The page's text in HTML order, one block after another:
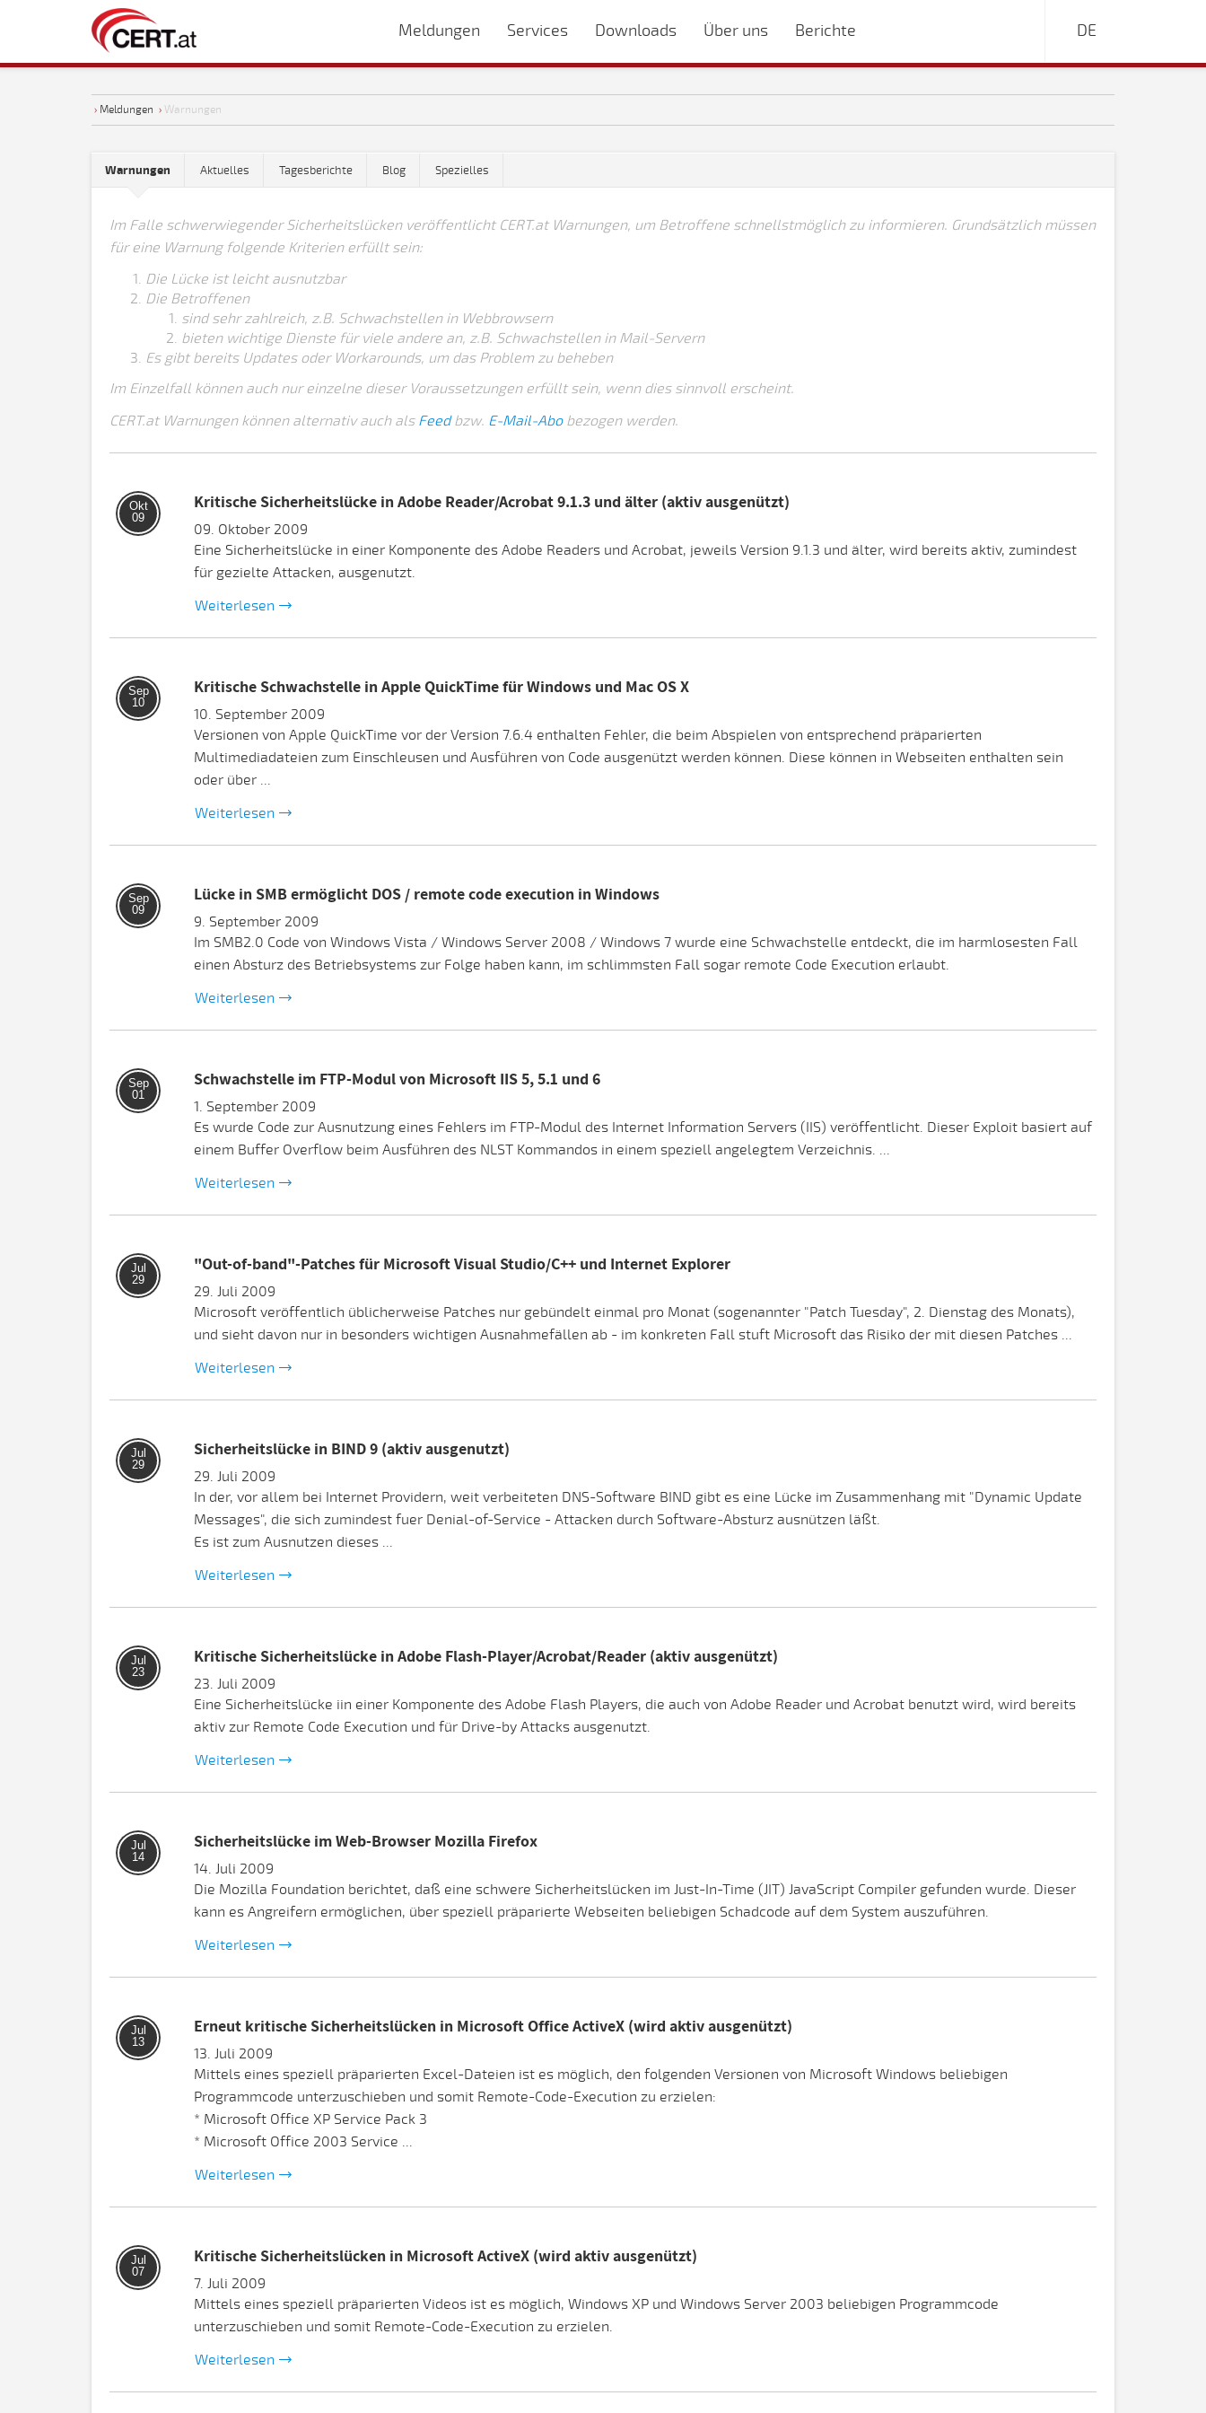
Meldungen Services Downloads Über uns Berichte DE
› Meldungen › Warnungen
Warnungen Aktuelles Tagesberichte Blog Spezielles
Im Falle schwerwiegender Sicherheitslücken veröffentlicht CERT.at Warnungen, um Betroffene schnellstmöglich zu informieren. Grundsätzlich müssen
für eine Warnung folgende Kriterien erfüllt sein:
Die Lücke ist leicht ausnutzbar
Die Betroffenen
sind sehr zahlreich, z.B. Schwachstellen in Webbrowsern
bieten wichtige Dienste für viele andere an, z.B. Schwachstellen in Mail-Servern
Es gibt bereits Updates oder Workarounds, um das Problem zu beheben
Im Einzelfall können auch nur einzelne dieser Voraussetzungen erfüllt sein, wenn dies sinnvoll erscheint.
CERT.at Warnungen können alternativ auch als Feedbzw. E-Mail-Abobezogen werden.
Okt
09
Kritische Sicherheitslücke in Adobe Reader/Acrobat 9.1.3 und älter (aktiv ausgenützt)
09. Oktober 2009
Eine Sicherheitslücke in einer Komponente des Adobe Readers und Acrobat, jeweils Version 9.1.3 und älter, wird bereits aktiv, zumindest
für gezielte Attacken, ausgenutzt.
Weiterlesen
Sep
10
Kritische Schwachstelle in Apple QuickTime für Windows und Mac OS X
10. September 2009
Versionen von Apple QuickTime vor der Version 7.6.4 enthalten Fehler, die beim Abspielen von entsprechend präparierten
Multimediadateien zum Einschleusen und Ausführen von Code ausgenützt werden können. Diese können in Webseiten enthalten sein
oder über ...
Weiterlesen
Sep
09
Lücke in SMB ermöglicht DOS / remote code execution in Windows
9. September 2009
Im SMB2.0 Code von Windows Vista / Windows Server 2008 / Windows 7 wurde eine Schwachstelle entdeckt, die im harmlosesten Fall
einen Absturz des Betriebsystems zur Folge haben kann, im schlimmsten Fall sogar remote Code Execution erlaubt.
Weiterlesen
Sep
01
Schwachstelle im FTP-Modul von Microsoft IIS 5, 5.1 und 6
1. September 2009
Es wurde Code zur Ausnutzung eines Fehlers im FTP-Modul des Internet Information Servers (IIS) veröffentlicht. Dieser Exploit basiert auf
einem Buffer Overflow beim Ausführen des NLST Kommandos in einem speziell angelegtem Verzeichnis. ...
Weiterlesen
Jul
29
"Out-of-band"-Patches für Microsoft Visual Studio/C++ und Internet Explorer
29. Juli 2009
Microsoft veröffentlich üblicherweise Patches nur gebündelt einmal pro Monat (sogenannter "Patch Tuesday", 2. Dienstag des Monats),
und sieht davon nur in besonders wichtigen Ausnahmefällen ab - im konkreten Fall stuft Microsoft das Risiko der mit diesen Patches ...
Weiterlesen
Jul
29
Sicherheitslücke in BIND 9 (aktiv ausgenutzt)
29. Juli 2009
In der, vor allem bei Internet Providern, weit verbeiteten DNS-Software BIND gibt es eine Lücke im Zusammenhang mit "Dynamic Update
Messages", die sich zumindest fuer Denial-of-Service - Attacken durch Software-Absturz ausnützen läßt.
Es ist zum Ausnutzen dieses ...
Weiterlesen
Jul
23
Kritische Sicherheitslücke in Adobe Flash-Player/Acrobat/Reader (aktiv ausgenützt)
23. Juli 2009
Eine Sicherheitslücke iin einer Komponente des Adobe Flash Players, die auch von Adobe Reader und Acrobat benutzt wird, wird bereits
aktiv zur Remote Code Execution und für Drive-by Attacks ausgenutzt.
Weiterlesen
Jul
14
Sicherheitslücke im Web-Browser Mozilla Firefox
14. Juli 2009
Die Mozilla Foundation berichtet, daß eine schwere Sicherheitslücken im Just-In-Time (JIT) JavaScript Compiler gefunden wurde. Dieser
kann es Angreifern ermöglichen, über speziell präparierte Webseiten beliebigen Schadcode auf dem System auszuführen.
Weiterlesen
Jul
13
Erneut kritische Sicherheitslücken in Microsoft Office ActiveX (wird aktiv ausgenützt)
13. Juli 2009
Mittels eines speziell präparierten Excel-Dateien ist es möglich, den folgenden Versionen von Microsoft Windows beliebigen
Programmcode unterzuschieben und somit Remote-Code-Execution zu erzielen:
* Microsoft Office XP Service Pack 3
* Microsoft Office 2003 Service ...
Weiterlesen
Jul
07
Kritische Sicherheitslücken in Microsoft ActiveX (wird aktiv ausgenützt)
7. Juli 2009
Mittels eines speziell präparierten Videos ist es möglich, Windows XP und Windows Server 2003 beliebigen Programmcode
unterzuschieben und somit Remote-Code-Execution zu erzielen.
Weiterlesen